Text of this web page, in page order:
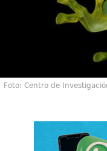
Foto: Centro de